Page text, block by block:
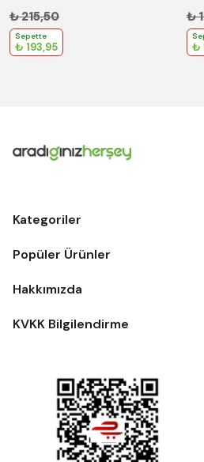
₺ 215,50
Sepette
₺ 193,95
₺
₺
Kategoriler
Popüler Ürünler
Hakkımızda
KVKK Bilgilendirme